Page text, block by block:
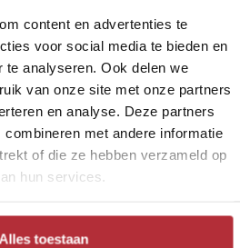
content en advertenties te
voor social media te bieden en
te analyseren. Ook delen we
van onze site met onze partners
en analyse. Deze partners
combineren met andere informatie
of die ze hebben verzameld op
hun services.
toestaan